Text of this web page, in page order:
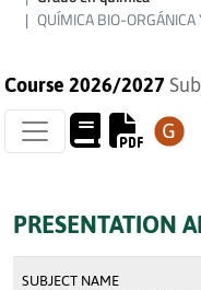
QUÍMICA BIO-ORGÁNICA
Course 2026/2027
PRESENTATION
SUBJECT NAME